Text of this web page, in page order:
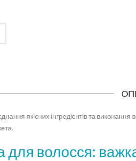
якісних інгредієнтів та
волосся: важка